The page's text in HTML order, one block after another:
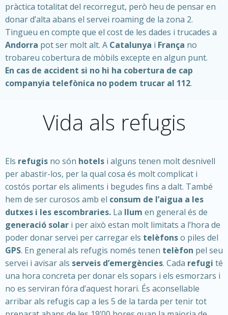
pràctica totalitat del recorregut, però heu de pensar en
donar d’alta abans el servei roaming de la zona 2.
Tingueu en compte que el cost de les dades i trucades a
Andorra pot ser molt alt. A Catalunya i França no
trobareu cobertura de mòbils excepte en algun punt.
En cas de accident si no hi ha cobertura de cap
companyia telefònica no podem trucar al 112.
Vida als refugis
Els refugis no són hotels i alguns tenen molt desnivell
per abastir-los, per la qual cosa és molt complicat i
costós portar els aliments i begudes fins a dalt. També
hem de ser curosos amb el consum de l’aigua a les
dutxes i les escombraries. La llum en general és de
generació solar i per això estan molt limitats a l’hora de
poder donar servei per carregar els telèfonso piles del
GPS. En general als refugis només tenen telèfon pel seu
servei i avisar als serveis d’emergències. Cada refugi té
una hora concreta per donar els sopars i els esmorzars i
no es serviran fóra d’aquest horari. És aconsellable
arribar als refugis cap a les 5 de la tarda per tenir tot